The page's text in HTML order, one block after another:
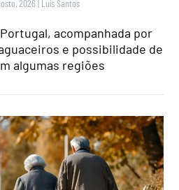
2026 | Luís Santos
acompanhada por
e possibilidade de
algumas regiões